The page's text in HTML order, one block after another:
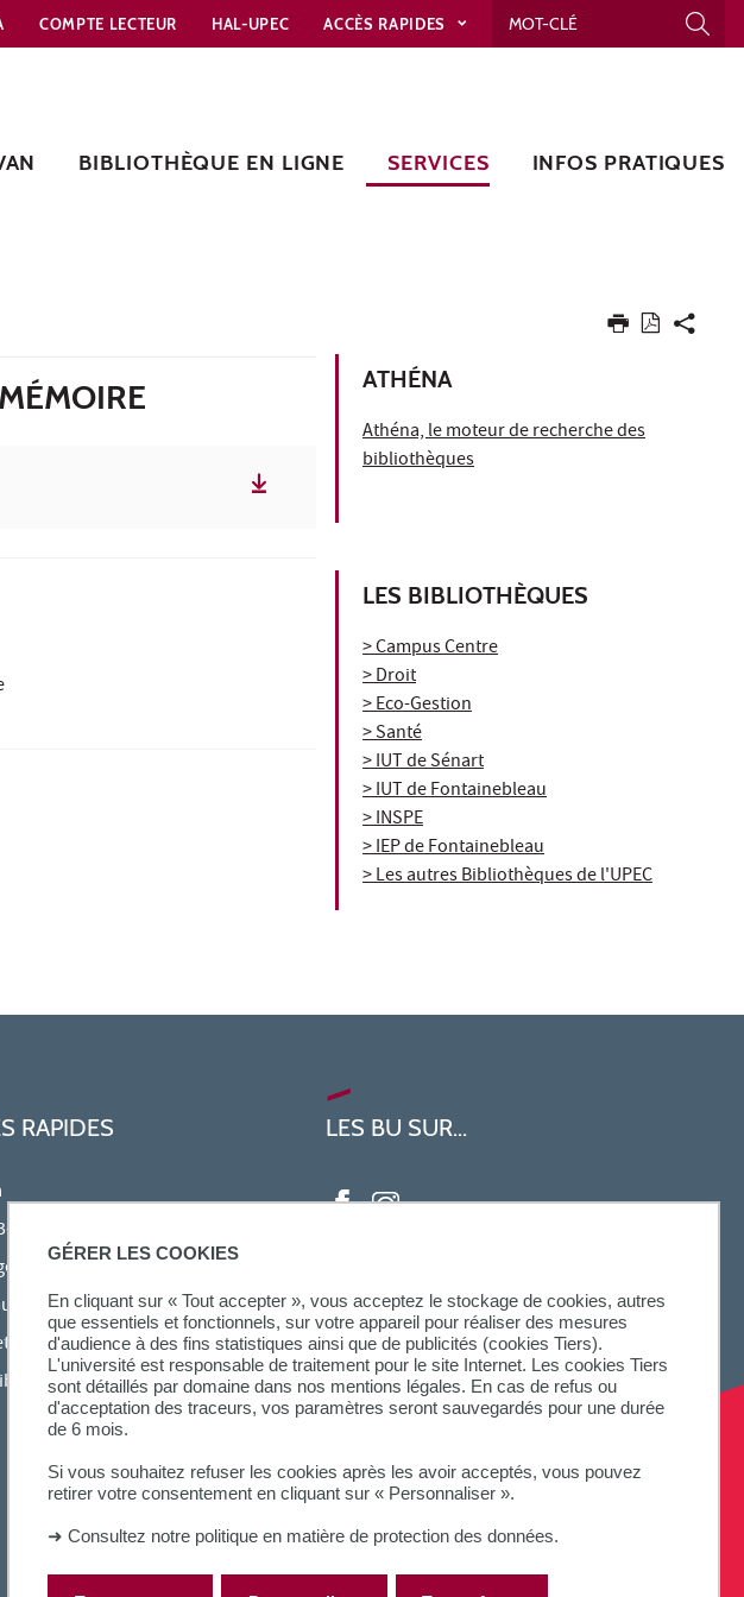
GÉRER LES COOKIES
En cliquant sur « Tout accepter », vous acceptez le stockage de cookies, autres
que essentiels et fonctionnels, sur votre appareil pour réaliser des mesures
d'audience à des fins statistiques ainsi que de publicités (cookies Tiers).
L'université est responsable de traitement pour le site Internet. Les cookies Tiers
sont détaillés par domaine dans nos mentions légales. En cas de refus ou
d'acceptation des traceurs, vos paramètres seront sauvegardés pour une durée
de 6 mois.
Si vous souhaitez refuser les cookies après les avoir acceptés, vous pouvez
retirer votre consentement en cliquant sur « Personnaliser ».
➜ Consultez notre politique en matière de protection des données.
COMPTE LECTEUR HAL-UPEC ACCÈS RAPIDES
BIBLIOTHÈQUE EN LIGNE SERVICES INFOS PRATIQUES
ATHÉNA
Athéna, le moteur de recherche des
bibliothèques
LES BIBLIOTHÈQUES
> Campus Centre
> Droit
> Eco-Gestion
> Santé
> IUT de Sénart
> IUT de Fontainebleau
> INSPE
> IEP de Fontainebleau
> Les autres Bibliothèques de l'UPEC
RAPIDES
étudiante
des personnels
et Handicap
LES BU SUR...